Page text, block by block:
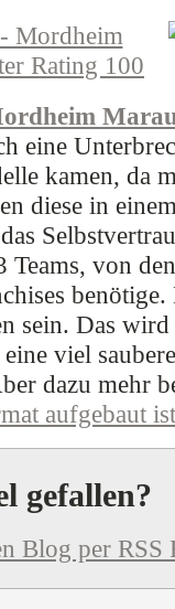
eine
kamen, da
diese in
Teams, von
benötige.
sein. Das wird
viel
dazu mehr
aufgebaut
gefallen?
Blog per RSS